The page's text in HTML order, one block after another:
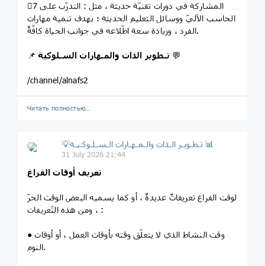
7⃣ المشاركة في دورات تقنيّة حديثة ، مثل : التدرّب على
الحاسب الآليّ ووسائل التعليم الحديثة ؛ بهدف تنمية مهارات
الفرد ، وزيادة سعة اطّلاعه في جوانب الحياة كافّةً.
📌 💬
/channel/alnafs2
Читать полностью…
💡تـطـويـر الـذات والـمـهـارات الـسـلـوكـيـة 📊
31 July 2026 21:44
تعريف أوقات الفراغ
لوقت الفراغ تعريفاتٌ عديدةٌ ، أو كما يسميه البعض الوقت الحرّ
، ومن هذه التّعريفات :
● وقت النشاط الذي لا يتعلّق وقته بأوقات العمل ، أو أوقات
النوم.